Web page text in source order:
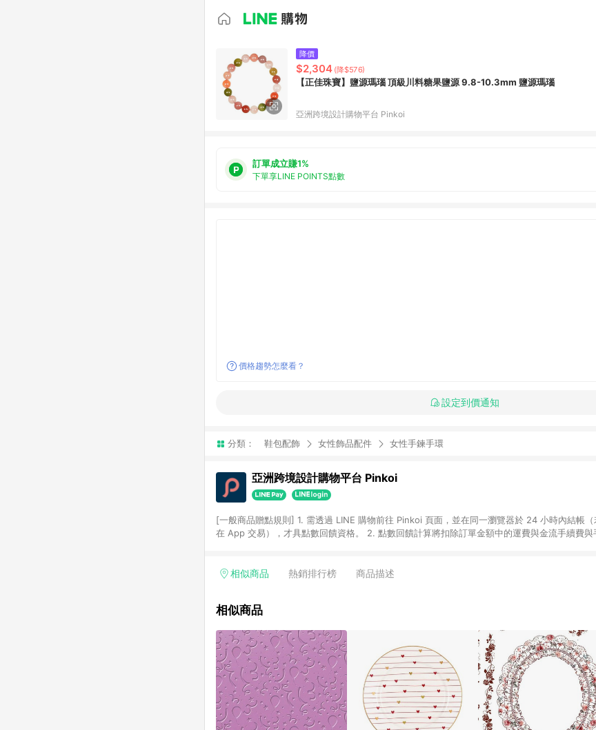
降價
$2,304 (降$576)
【正佳珠寶】鹽源瑪瑙 頂級川料糖果鹽源 9.8-10.3mm 鹽源瑪瑙
亞洲跨境設計購物平台 Pinkoi
訂單成立賺1%
下單享LINE POINTS點數
價格趨勢怎麼看？
設定到價通知
分類： 鞋包配飾 女性飾品配件 女性手鍊手環
亞洲跨境設計購物平台 Pinkoi
[一般商品贈點規則] 1. 需透過 LINE 購物前往 Pinkoi 頁面，並在同一瀏覽器於 24 小時內結帳
在 App 交易），才具點數回饋資格。 2. 點數回饋計算將扣除訂單金額中的運費與金流手續費
格，部分退款不在此限。 6. APP 請更新至Android v4.6.0 / iOS v4.1.5 以上才具贈點資格。 7.
使用規則請以點數紅包活動說明為準。 11. 若於 LINE 購物前往 Pinkoi 頁面後才首次下載 Pinkoi
相似商品 熱銷排行榜 商品描述
相似商品